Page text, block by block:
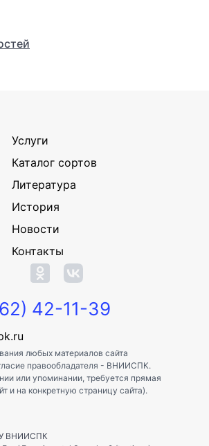
Услуги
Каталог сортов
Литература
История
Новости
Контакты
42-11-39
любых материалов сайта
правообладателя - ВНИИСПК.
или упоминании, требуется прямая
и на конкретную страницу сайта).
ВНИИСПК